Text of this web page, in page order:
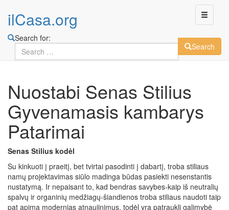
ilCasa.org
Search for:
Search
main
content
Nuostabi Senas Stilius
Gyvenamasis kambarys
Patarimai
Senas Stilius kodėl
Su kinkuoti į praeitį, bet tvirtai pasodinti į dabartį, troba stiliaus
namų projektavimas siūlo madinga būdas pasiekti nesenstantis
nustatymą. Ir nepaisant to, kad bendras savybes-kaip iš neutralių
spalvų ir organinių medžiagų-šiandienos troba stiliaus naudoti taip
pat apima modernias atnaujinimus, todėl yra patraukli galimybė